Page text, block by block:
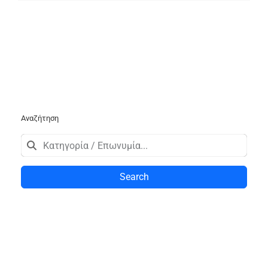
Αναζήτηση
Search